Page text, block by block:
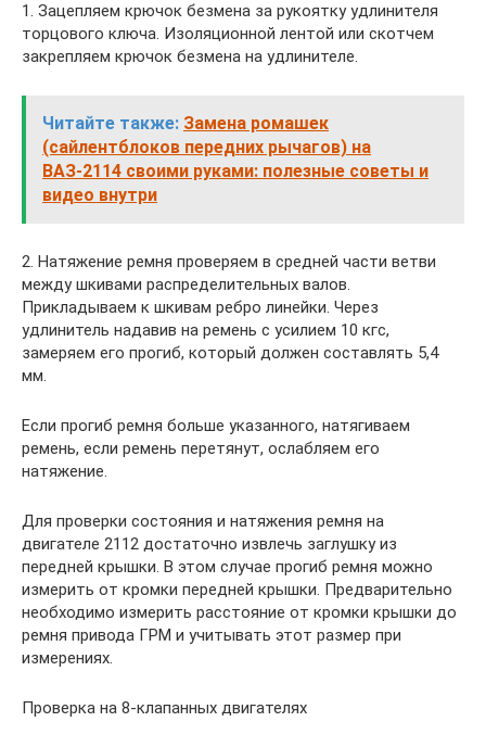
1. Зацепляем крючок безмена за рукоятку удлинителя
торцового ключа. Изоляционной лентой или скотчем
закрепляем крючок безмена на удлинителе.
Читайте также: Замена ромашек
(сайлентблоков передних рычагов) на
ВАЗ-2114 своими руками: полезные советы и
видео внутри
2. Натяжение ремня проверяем в средней части ветви
между шкивами распределительных валов.
Прикладываем к шкивам ребро линейки. Через
удлинитель надавив на ремень с усилием 10 кгс,
замеряем его прогиб, который должен составлять 5,4
мм.
Если прогиб ремня больше указанного, натягиваем
ремень, если ремень перетянут, ослабляем его
натяжение.
Для проверки состояния и натяжения ремня на
двигателе 2112 достаточно извлечь заглушку из
передней крышки. В этом случае прогиб ремня можно
измерить от кромки передней крышки. Предварительно
необходимо измерить расстояние от кромки крышки до
ремня привода ГРМ и учитывать этот размер при
измерениях.
Проверка на 8-клапанных двигателях